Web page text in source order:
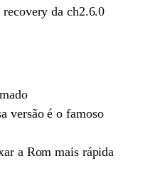
da ch2.6.0
versão é o famoso
a Rom mais rápida